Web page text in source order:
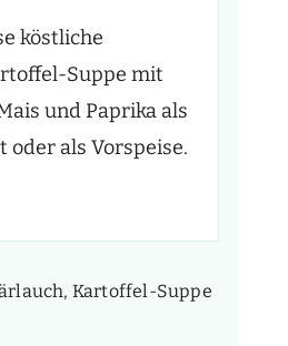
köstliche
Suppe mit
und Paprika als
oder als Vorspeise.
Kartoffel-Suppe